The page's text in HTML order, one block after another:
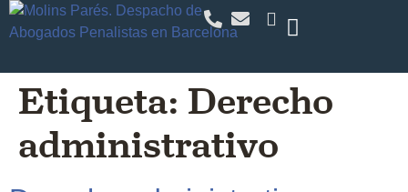
Etiqueta: Derecho
administrativo